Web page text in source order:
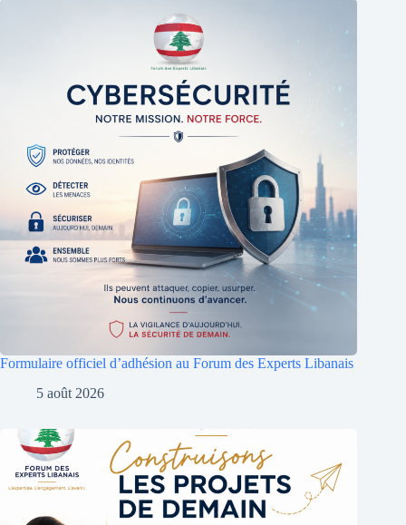
Formulaire officiel d’adhésion au Forum des Experts Libanais
5 août 2026